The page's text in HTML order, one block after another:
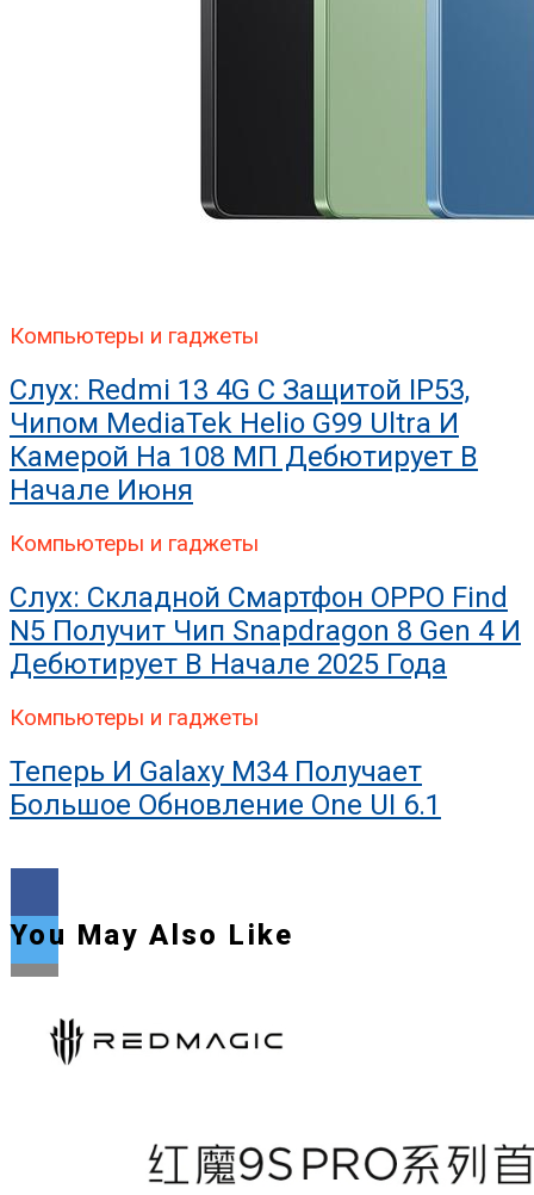
Компьютеры и гаджеты
Слух: Redmi 13 4G С Защитой IP53,
Чипом MediaTek Helio G99 Ultra И
Камерой На 108 МП Дебютирует В
Начале Июня
Компьютеры и гаджеты
Слух: Складной Смартфон OPPO Find
N5 Получит Чип Snapdragon 8 Gen 4 И
Дебютирует В Начале 2025 Года
Компьютеры и гаджеты
Теперь И Galaxy M34 Получает
Большое Обновление One UI 6.1
Flipboard
You May Also Like